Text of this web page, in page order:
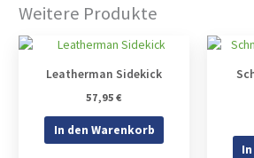
Weitere Produkte
Leatherman Sidekick
57,95€
In den Warenkorb